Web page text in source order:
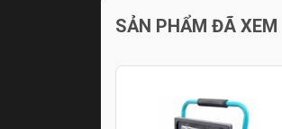
SẢN PHẨM ĐÃ XEM